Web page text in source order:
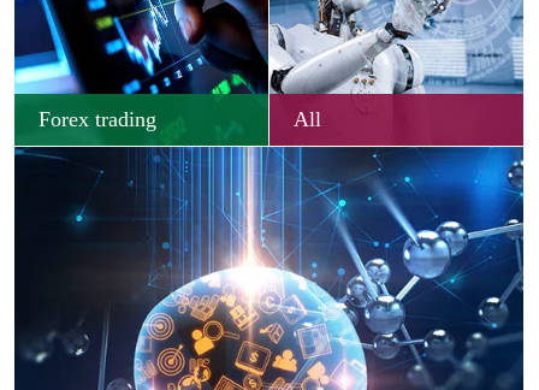
Forex trading All